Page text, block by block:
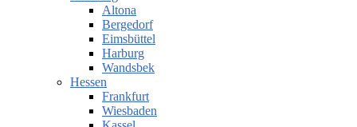
Altona
Bergedorf
Eimsbüttel
Harburg
Wandsbek
Hessen
Frankfurt
Wiesbaden